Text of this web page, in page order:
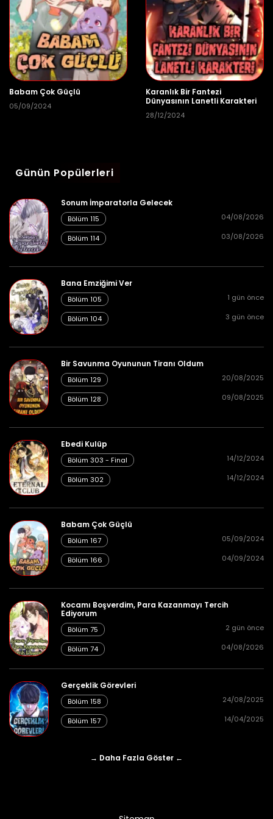
Bölüm 290 25/08/2024 👁 4
Bölüm 289 25/08/2024 👁 4
Bölüm 287
Bölüm 286 25/08/2024 👁 5
Bölüm 284 👁 7
Bölüm 283 👁 2
Bölüm 282
👁 1
Babam Çok Güçlü
05/09/2024
Karanlık Bir Fantezi
Dünyasının Lanetli Karakteri
28/12/2024
Günün Popülerleri
Sonum İmparatorla Gelecek
Bölüm 115 04/08/2026
Bölüm 114 03/08/2026
Bana Emziğimi Ver
Bölüm 105 1 gün önce
Bölüm 104 3 gün önce
Bir Savunma Oyununun Tiranı Oldum
Bölüm 129 20/08/2025
Bölüm 128 09/08/2025
Ebedi Kulüp
Bölüm 303 - Final 14/12/2024
Bölüm 302 14/12/2024
Babam Çok Güçlü
Bölüm 167 05/09/2024
Bölüm 166 04/09/2024
Kocamı Boşverdim, Para Kazanmayı Tercih
Ediyorum
Bölüm 75 2 gün önce
Bölüm 74 04/08/2026
Gerçeklik Görevleri
Bölüm 158 24/08/2025
Bölüm 157 14/04/2025
→ Daha Fazla Göster ←